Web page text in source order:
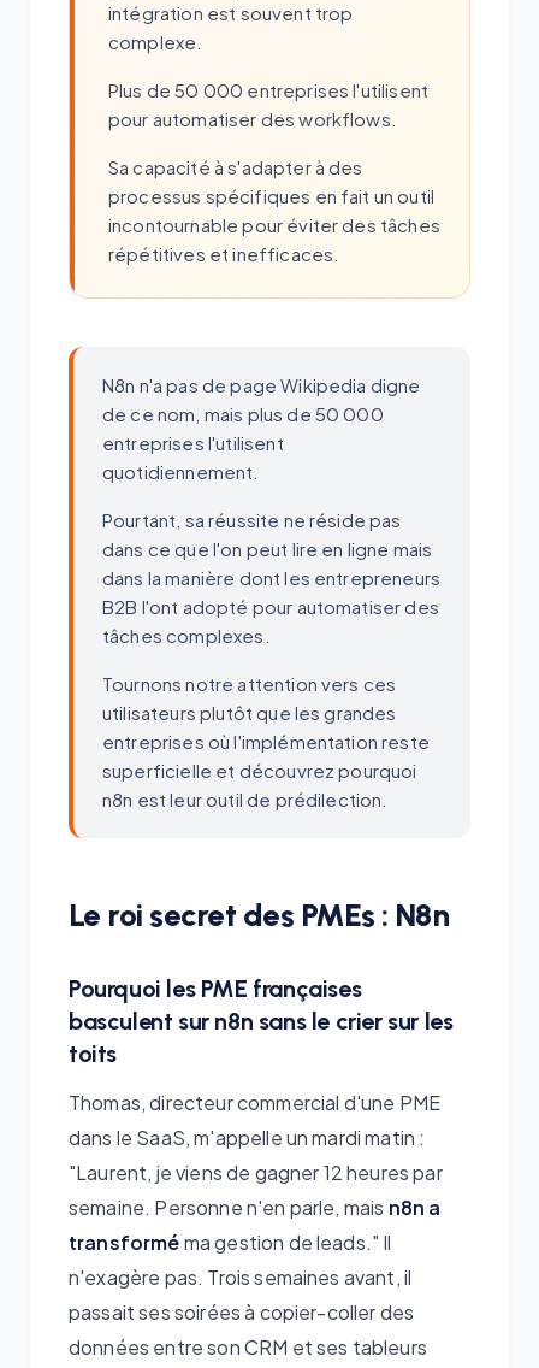
intégration est souvent trop
complexe.
Plus de 50 000 entreprises l'utilisent
pour automatiser des workflows.
Sa capacité à s'adapter à des
processus spécifiques en fait un outil
incontournable pour éviter des tâches
répétitives et inefficaces.
N8n n'a pas de page Wikipedia digne
de ce nom, mais plus de 50 000
entreprises l'utilisent
quotidiennement.
Pourtant, sa réussite ne réside pas
dans ce que l'on peut lire en ligne mais
dans la manière dont les entrepreneurs
B2B l'ont adopté pour automatiser des
tâches complexes.
Tournons notre attention vers ces
utilisateurs plutôt que les grandes
entreprises où l'implémentation reste
superficielle et découvrez pourquoi
n8n est leur outil de prédilection.
Le roi secret des PMEs : N8n
Pourquoi les PME françaises
basculent sur n8n sans le crier sur les
toits
Thomas, directeur commercial d'une PME
dans le SaaS, m'appelle un mardi matin :
"Laurent, je viens de gagner 12 heures par
semaine. Personne n'en parle, mais n8n a
transforméma gestion de leads." Il
n'exagère pas. Trois semaines avant, il
passait ses soirées à copier-coller des
données entre son CRM et ses tableurs